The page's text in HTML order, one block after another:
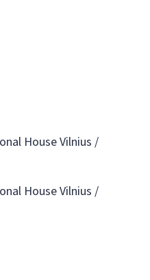
House Vilnius /
House Vilnius /